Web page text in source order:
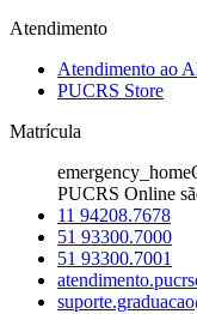
Atendimento
Atendimento ao
PUCRS Store
Matrícula
emergency_home
PUCRS Online
11 94208.7678
51 93300.7000
51 93300.7001